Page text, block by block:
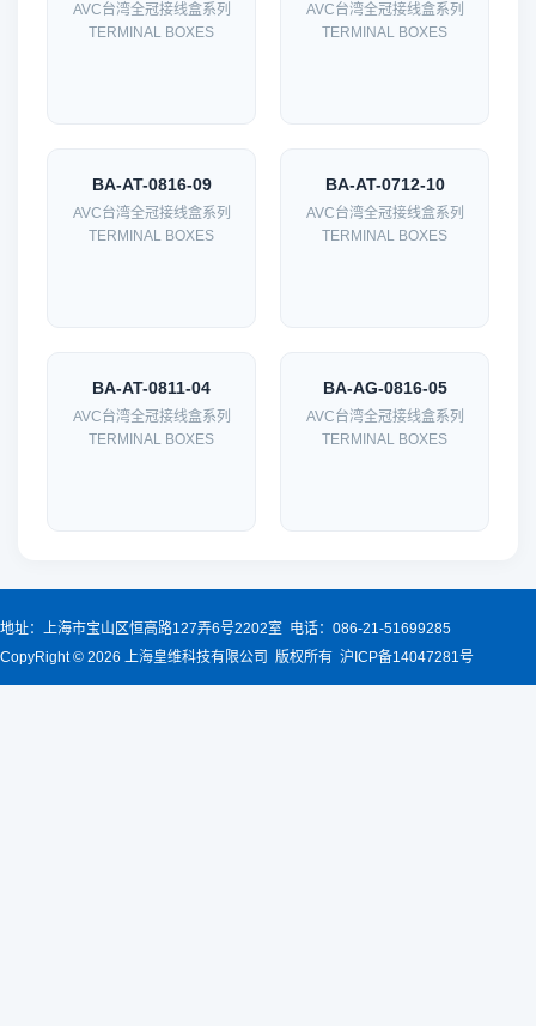
AVC台湾全冠接线盒系列
TERMINAL BOXES
AVC台湾全冠接线盒系列
TERMINAL BOXES
BA-AT-0816-09
AVC台湾全冠接线盒系列
TERMINAL BOXES
BA-AT-0712-10
AVC台湾全冠接线盒系列
TERMINAL BOXES
BA-AT-0811-04
AVC台湾全冠接线盒系列
TERMINAL BOXES
BA-AG-0816-05
AVC台湾全冠接线盒系列
TERMINAL BOXES
地址：上海市宝山区恒高路127弄6号2202室 电话：086-21-51699285
CopyRight © 2026 上海皇维科技有限公司 版权所有 沪ICP备14047281号